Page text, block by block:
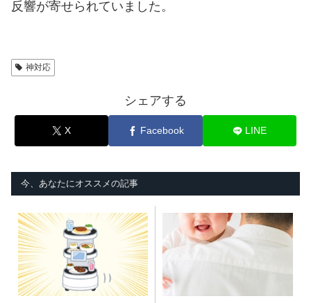
反響が寄せられていました。
神対応
シェアする
X Facebook LINE
今、あなたにオススメの記事